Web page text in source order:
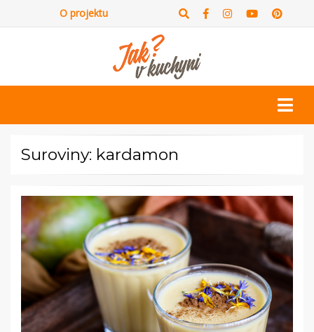
O projektu
Suroviny: kardamon